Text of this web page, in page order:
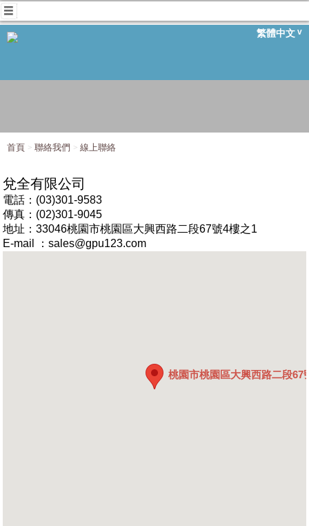
繁體中文
首頁 聯絡我們 線上聯絡
兌全有限公司
電話：(03)301-9583
傳真：(02)301-9045
地址：33046桃園市桃園區大興西路二段67號4樓之1
E-mail ：sales@gpu123.com
桃園市桃園區大興西路二段67